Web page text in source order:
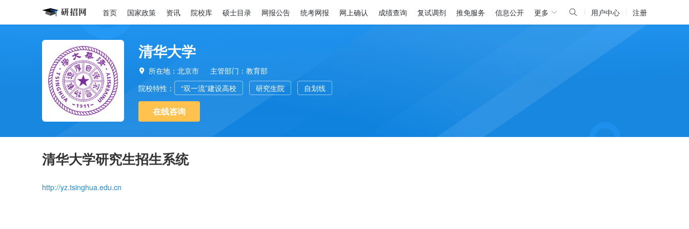
首页 国家政策 资讯 院校库 硕士目录 网报公告 统考网报 网上确认 成绩查询 复试调剂 推免服务 信息公开 更多 用户中心 注册
清华大学
 所在地：北京市
主管部门：教育部
院校特性：
“双一流”建设高校 研究生院 自划线
在线咨询
清华大学研究生招生系统
http://yz.tsinghua.edu.cn